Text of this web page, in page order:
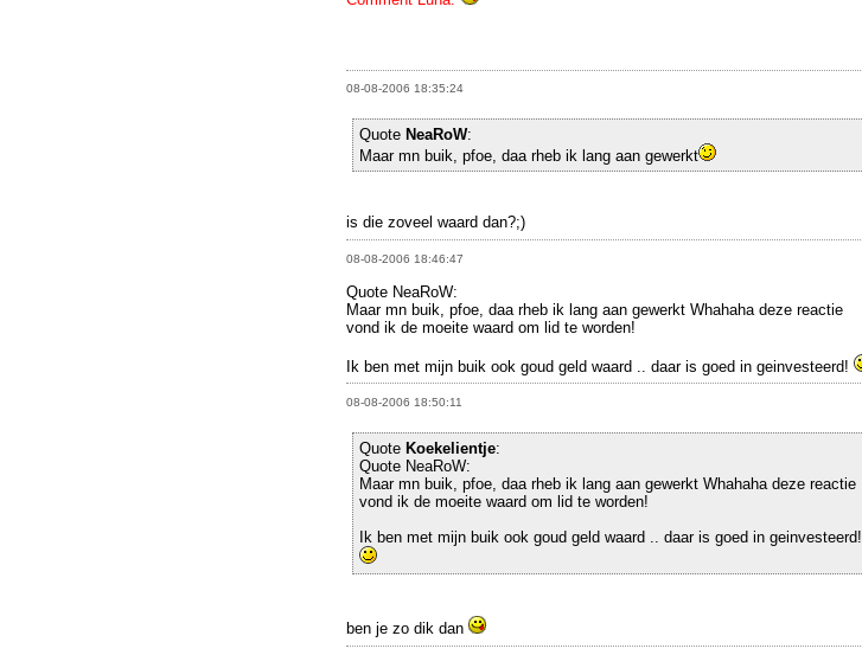
08-08-2006 18:35:24
Quote NeaRoW:
Maar mn buik, pfoe, daa rheb ik lang aan gewerkt
is die zoveel waard dan?;)
08-08-2006 18:46:47
Quote NeaRoW:
Maar mn buik, pfoe, daa rheb ik lang aan gewerkt Whahaha deze reactie
vond ik de moeite waard om lid te worden!
Ik ben met mijn buik ook goud geld waard .. daar is goed in geinvesteerd!
08-08-2006 18:50:11
Quote Koekelientje:
Quote NeaRoW:
Maar mn buik, pfoe, daa rheb ik lang aan gewerkt Whahaha deze reactie
vond ik de moeite waard om lid te worden!
Ik ben met mijn buik ook goud geld waard .. daar is goed in geinvesteerd!
ben je zo dik dan